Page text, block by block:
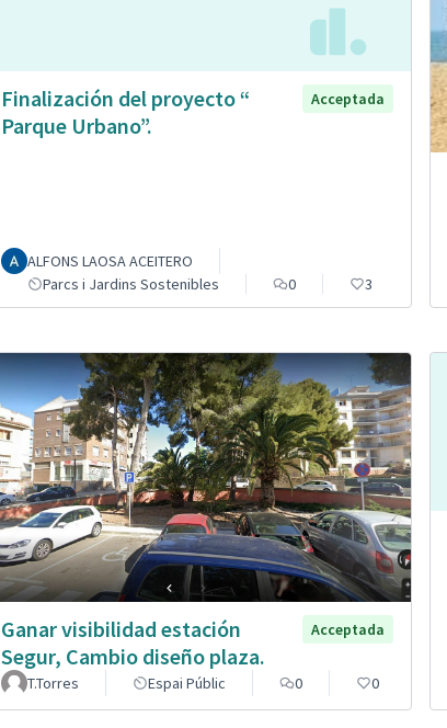
Finalización del proyecto “
Parque Urbano”.
Acceptada
ALFONS LAOSA ACEITERO
Parcs i Jardins Sostenibles
0 3
Ganar visibilidad estación
Segur, Cambio diseño plaza.
Acceptada
T.Torres Espai Públic 0 0